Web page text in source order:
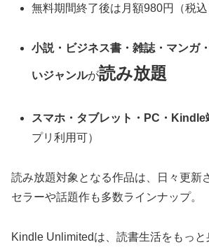
無料期間終了後は月額980円（税
小説・ビジネス書・雑誌・マンガ
いジャンルが読み放題
スマホ・タブレット・PC・Kindle
プリ利用可）
読み放題対象となる作品は、日々更新
セラーや話題作も多数ラインナップ。
Kindle Unlimitedは、読書生活をもっ